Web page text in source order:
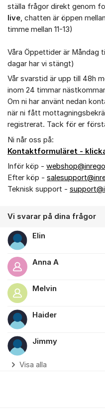
ställa frågor direkt genom
live, chatten är öppen
timme mellan 11-13)
Våra Öppettider är Måndag
dagar har vi stängt)
Vår svarstid är upp till 48h
inom 24 timmar
Om ni har använt nedan
när ni fått
registrerat. Tack för er
Ni når oss på:
Kontaktformuläret -
Inför köp -
Efter köp -
Teknisk support -
Vi svarar på dina frågor
Elin
Anna A
Melvin
Haider
Jimmy
Visa alla